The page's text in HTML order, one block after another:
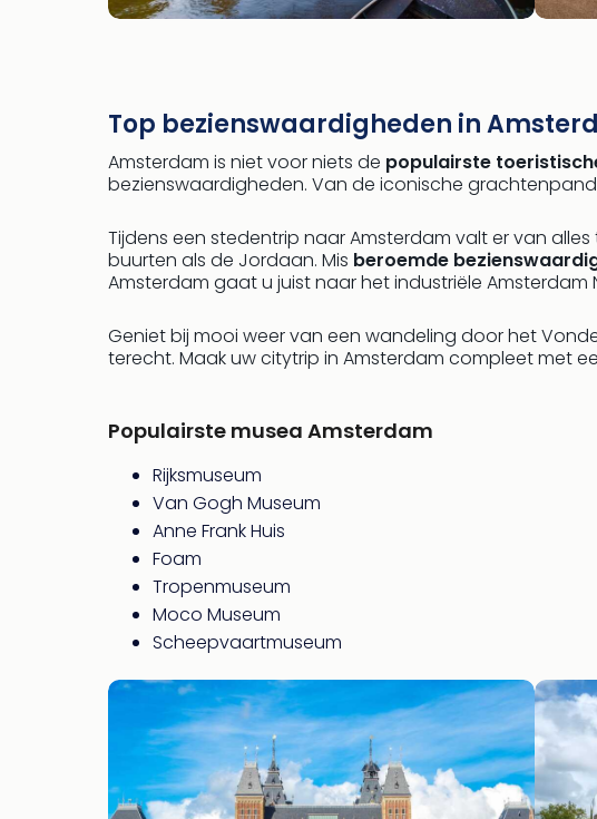
Top bezienswaardigheden in
Amsterdam is niet voor niets de populairste
bezienswaardigheden. Van de iconische
Tijdens een stedentrip naar Amsterdam valt er van
buurten als de Jordaan. Mis beroemde
Amsterdam gaat u juist naar het industriële Amsterdam
Geniet bij mooi weer van een wandeling door het
terecht. Maak uw citytrip in Amsterdam compleet met
Populairste musea Amsterdam
Rijksmuseum
Van Gogh Museum
Anne Frank Huis
Foam
Tropenmuseum
Moco Museum
Scheepvaartmuseum